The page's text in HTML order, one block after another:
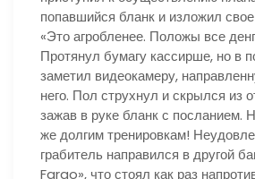
попавшийся бланк и изложил
«Это агробленее. Положы все
Протянул бумагу кассирше, но в
заметил видеокамеру,
него. Пол струхнул и скрылся из
зажав в руке бланк с посланием.
же долгим тренировкам!
грабитель направился в другой
Fargo», что стоял как раз